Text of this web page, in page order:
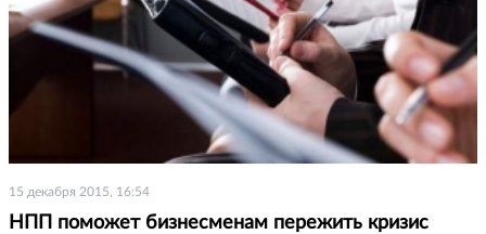
15 декабря 2015, 16:54
НПП поможет бизнесменам пережить кризис